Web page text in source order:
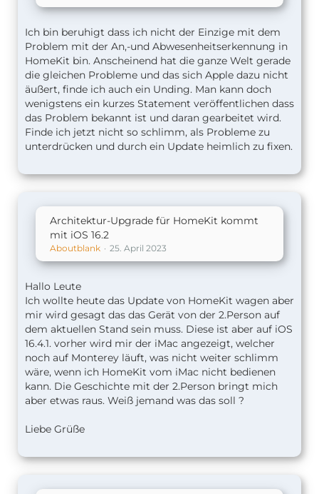
Ich bin beruhigt dass ich nicht der Einzige mit dem
Problem mit der An,-und Abwesenheitserkennung in
HomeKit bin. Anscheinend hat die ganze Welt gerade
die gleichen Probleme und das sich Apple dazu nicht
äußert, finde ich auch ein Unding. Man kann doch
wenigstens ein kurzes Statement veröffentlichen dass
das Problem bekannt ist und daran gearbeitet wird.
Finde ich jetzt nicht so schlimm, als Probleme zu
unterdrücken und durch ein Update heimlich zu fixen.
Architektur-Upgrade für HomeKit kommt
mit iOS 16.2
Aboutblank 25. April 2023
Hallo Leute
Ich wollte heute das Update von HomeKit wagen aber
mir wird gesagt das das Gerät von der 2.Person auf
dem aktuellen Stand sein muss. Diese ist aber auf iOS
16.4.1. vorher wird mir der iMac angezeigt, welcher
noch auf Monterey läuft, was nicht weiter schlimm
wäre, wenn ich HomeKit vom iMac nicht bedienen
kann. Die Geschichte mit der 2.Person bringt mich
aber etwas raus. Weiß jemand was das soll ?
Liebe Grüße